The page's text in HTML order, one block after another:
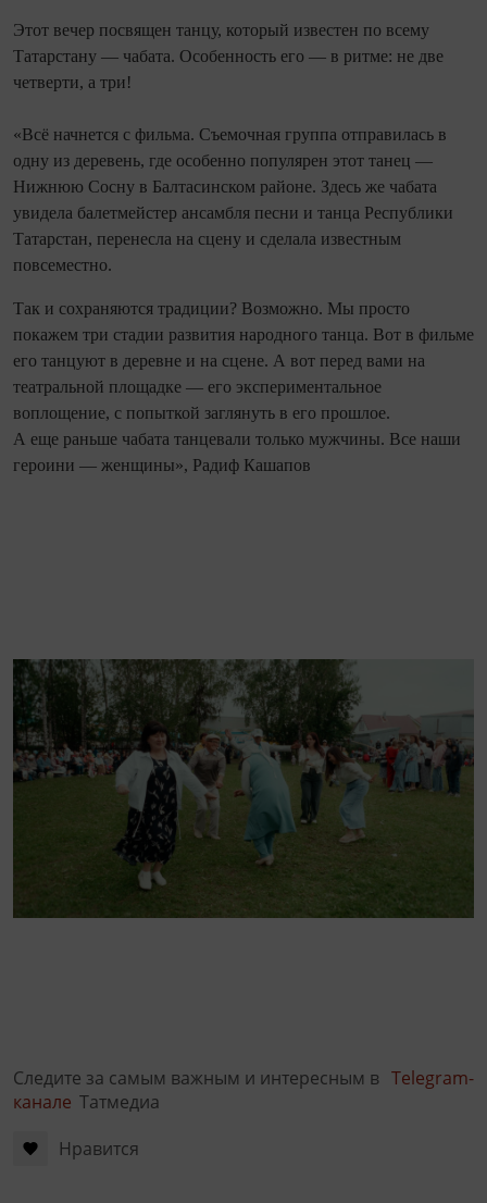
Этот вечер посвящен танцу, который известен по всему
Татарстану — чабата. Особенность его — в ритме: не две
четверти, а три!
«Всё начнется с фильма. Съемочная группа отправилась в
одну из деревень, где особенно популярен этот танец —
Нижнюю Сосну в Балтасинском районе. Здесь же чабата
увидела балетмейстер ансамбля песни и танца Республики
Татарстан, перенесла на сцену и сделала известным
повсеместно.
Так и сохраняются традиции? Возможно. Мы просто
покажем три стадии развития народного танца. Вот в фильме
его танцуют в деревне и на сцене. А вот перед вами на
театральной площадке — его экспериментальное
воплощение, с попыткой заглянуть в его прошлое.
А еще раньше чабата танцевали только мужчины. Все наши
героини — женщины», Радиф Кашапов
Следите за самым важным и интересным в Telegram-
канале Татмедиа
Нравится